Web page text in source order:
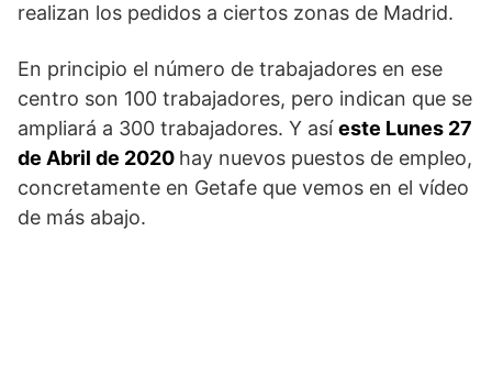
realizan los pedidos a ciertos zonas de Madrid.
En principio el número de trabajadores en ese
centro son 100 trabajadores, pero indican que se
ampliará a 300 trabajadores. Y asíeste Lunes 27
de Abril de 2020 hay nuevos puestos de empleo,
concretamente en Getafe que vemos en el vídeo
de más abajo.